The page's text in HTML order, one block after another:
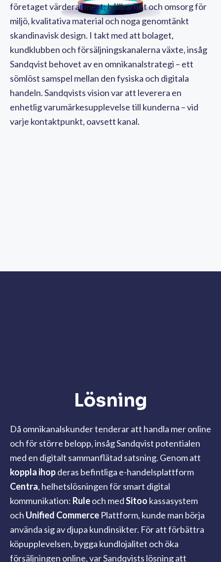
företaget värderar mest; hållbarhet och omsorg för
miljö, kvalitativa material och noga genomtänkt
skandinavisk design. I takt med att bolaget,
kundklubben och försäljningskanalerna växte, insåg
Sandqvist behovet av en omnikanalstrategi – ett
sömlöst samspel mellan den fysiska och digitala
handeln. Sandqvists vision var att leverera en
enhetlig varumärkesupplevelse till kunderna – vid
varje kontaktpunkt, oavsett kanal.
Lösning
Då omnikanalskunder tenderar att handla mer online
och för större belopp, insåg Sandqvist potentialen
med en digitalt sammanflätad satsning. Genom att
koppla ihopderas befintliga e-handelsplattform
Centra, helhetslösningen för smart digital
kommunikation: Ruleoch medSitoo kassasystem
och Unified Commerce Plattform, kunde man börja
använda sig av djupa kundinsikter. För att förbättra
köpupplevelsen, bygga kundlojalitet och öka
försäljningen online, var Sandqvists lösning att